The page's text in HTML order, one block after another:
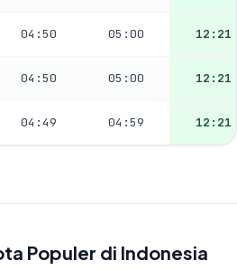
04:50 05:00 12:21
04:50 05:00 12:21
04:49 04:59 12:21
Populer di Indonesia